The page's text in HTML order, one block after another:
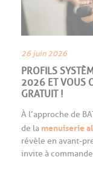
26 juin 2026
PROFILS
2026 ET VOUS
GRATUIT !
À l’approche de
de la menuiserie
révèle en avant-
invite à